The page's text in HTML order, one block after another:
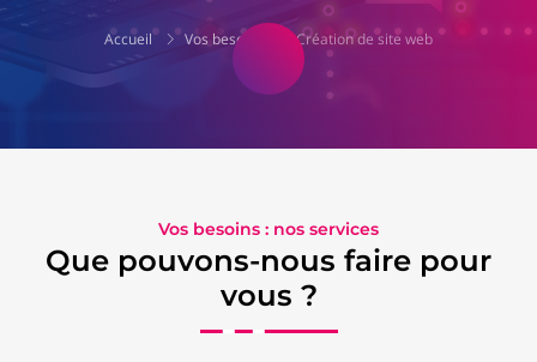
Accueil Vos besoins Création de site web
Vos besoins : nos services
Que pouvons-nous faire pour
vous ?